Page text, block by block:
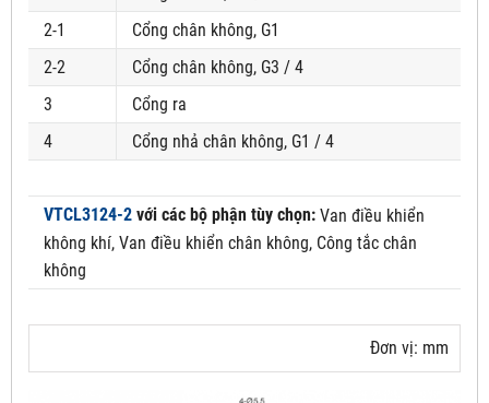
2-1
Cổng chân không, G1
2-2
Cổng chân không, G3 / 4
3
Cổng ra
4
Cổng nhả chân không, G1 / 4
VTCL3124-2 với các bộ phận tùy chọn: Van điều khiển
không khí, Van điều khiển chân không, Công tắc chân
không
Đơn vị: mm